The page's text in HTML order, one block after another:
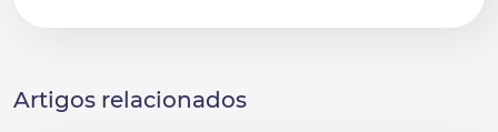
Artigos relacionados